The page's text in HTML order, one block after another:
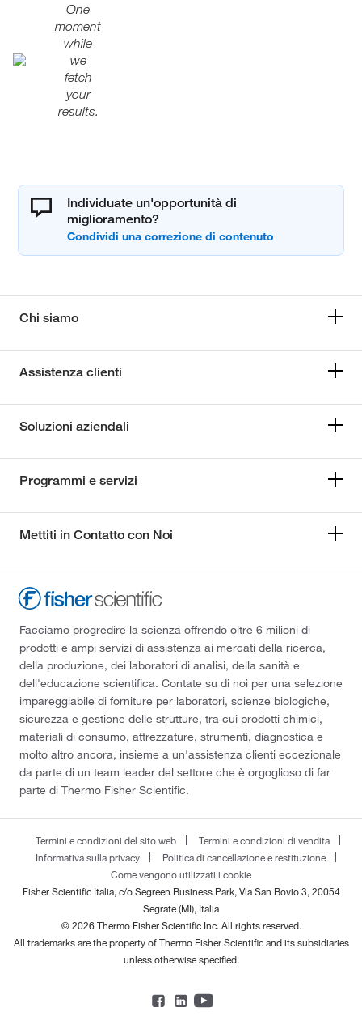
One
moment
while
we
fetch
your
results.
Individuate un'opportunità di
miglioramento?
Chi siamo
Assistenza clienti
Soluzioni aziendali
Programmi e servizi
Mettiti in Contatto con Noi
Facciamo progredire la scienza offrendo oltre 6 milioni di
prodotti e ampi servizi di assistenza ai mercati della ricerca,
della produzione, dei laboratori di analisi, della sanità e
dell'educazione scientifica. Contate su di noi per una selezione
impareggiabile di forniture per laboratori, scienze biologiche,
sicurezza e gestione delle strutture, tra cui prodotti chimici,
materiali di consumo, attrezzature, strumenti, diagnostica e
molto altro ancora, insieme a un'assistenza clienti eccezionale
da parte di un team leader del settore che è orgoglioso di far
parte di Thermo Fisher Scientific.
Termini e condizioni del sito web
Termini e condizioni di vendita
Informativa sulla privacy
Politica di cancellazione e restituzione
Come vengono utilizzati i cookie
Fisher Scientific Italia, c/o Segreen Business Park, Via San Bovio 3, 20054
Segrate (MI), Italia
© 2026 Thermo Fisher Scientific Inc. All rights reserved.
All trademarks are the property of Thermo Fisher Scientific and its subsidiaries
unless otherwise specified.